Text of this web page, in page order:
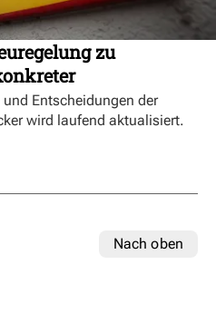
zu
Entscheidungen der
wird laufend aktualisiert.
Nach oben